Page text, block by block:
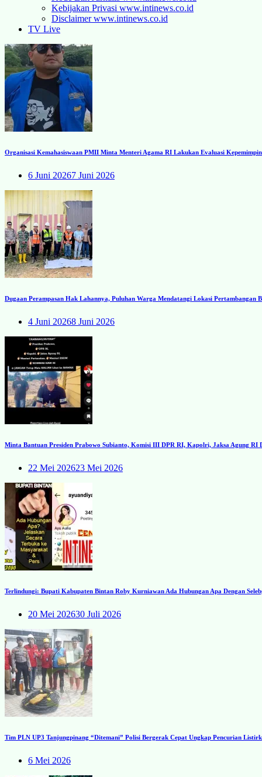
Kebijakan Privasi www.intinews.co.id
Disclaimer www.intinews.co.id
TV Live
Organisasi Kemahasiswaan PMII Minta Menteri Agama RI Lakukan Evaluasi
6 Juni 20267 Juni 2026
Dugaan Perampasan Hak Lahannya, Puluhan Warga Mendatangi Lokasi Pertambangan
4 Juni 20268 Juni 2026
Minta Bantuan Presiden Prabowo Subianto, Komisi III DPR RI, Kapolri, Jaksa Agung
22 Mei 202623 Mei 2026
Terlindungi: Bupati Kabupaten Bintan Roby Kurniawan Ada Hubungan Apa Dengan
20 Mei 202630 Juli 2026
Tim PLN UP3 Tanjungpinang “Ditemani” Polisi Bergerak Cepat Ungkap Pencurian Listirk
6 Mei 2026